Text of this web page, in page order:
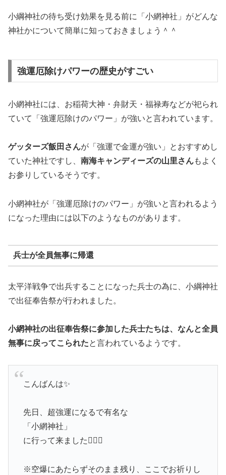
小綱神社の待ち受け効果を見る前に「小網神社」がどんな
神社かについて簡単に知っておきましょう＾＾
強運厄除けパワーの歴史がすごい
小網神社には、お稲荷大神・弁財天・福禄寿などが祀られ
ていて「強運厄除けのパワー」が強いと言われています。
ゲッターズ飯田さんが「強運で金運が強い」とおすすめし
ていた神社ですし、 南海キャンディーズの山里さんもよく
お参りしているそうです。
小網神社が「強運厄除けのパワー」が強いと言われるよう
になった理由には以下のようなものがあります。
兵士が全員無事に帰還
太平洋戦争で出兵することになった兵士の為に、小綱神社
で出征奉告祭が行われました。
小網神社の出征奉告祭に参加した兵士たちは、なんと全員
無事に戻ってこられたと言われているようです。
こんばんは✨
先日、超強運になるで有名な
「小網神社」
に行って来ました🙆🏻‍♂️
※空爆にあたらずそのまま残り、ここでお祈りし